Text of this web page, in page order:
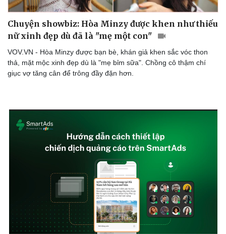
Doanh nghiệp
Thông tin doanh nghiệp
Doanh nghiệp 24h
Công nghệ
Sành điệu
Tin Công nghệ
Chuyện showbiz: Hòa Minzy được khen như thiếu
nữ xinh đẹp dù đã là "mẹ một con"
VOV.VN - Hòa Minzy được bạn bè, khán giả khen sắc vóc thon
thả, mặt mộc xinh đẹp dù là "mẹ bỉm sữa". Chồng cô thậm chí
giục vợ tăng cân để trông đầy đặn hơn.